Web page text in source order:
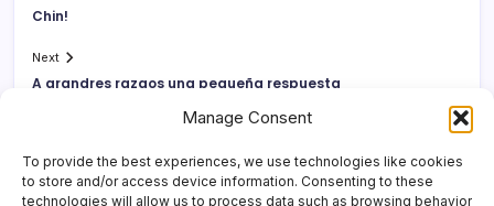
Manage Consent
To provide the best experiences, we use technologies like cookies
to store and/or access device information. Consenting to these
technologies will allow us to process data such as browsing behavior
Chin!
Next
A grandres razgos una pequeña respuesta